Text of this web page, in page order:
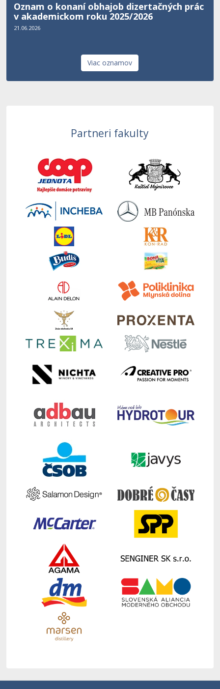
Oznam o konaní obhajob dizertačných prác
v akademickom roku 2025/2026
21.06.2026
Viac oznamov
Partneri fakulty